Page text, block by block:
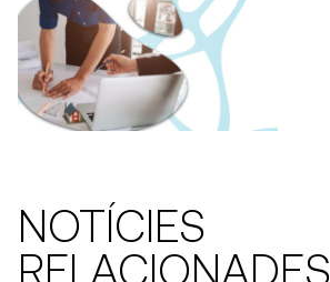
NOTÍCIES
RELACIONADES